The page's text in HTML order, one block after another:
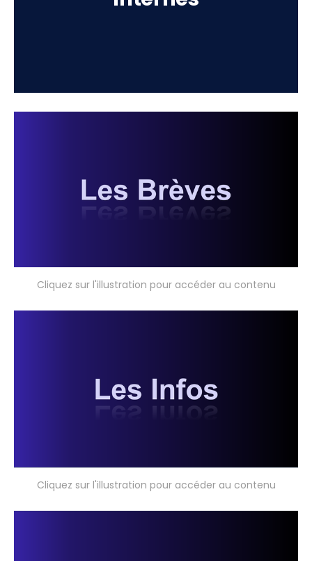
Cliquez sur l'illustration pour accéder au contenu
Cliquez sur l'illustration pour accéder au contenu